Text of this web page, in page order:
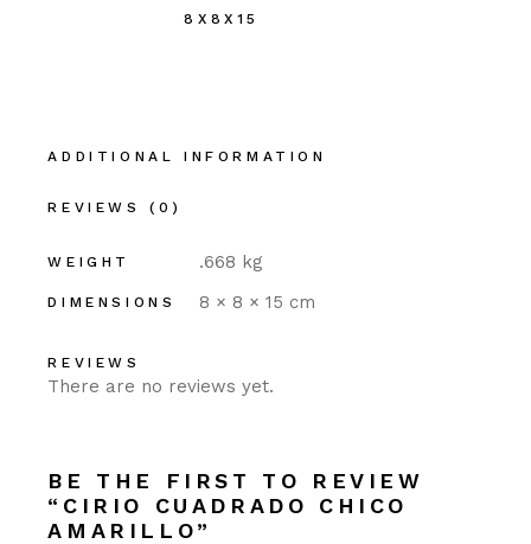
8X8X15
ADDITIONAL INFORMATION
REVIEWS (0)
WEIGHT .668 kg
DIMENSIONS 8 × 8 × 15 cm
REVIEWS
There are no reviews yet.
BE THE FIRST TO REVIEW
“CIRIO CUADRADO CHICO
AMARILLO”